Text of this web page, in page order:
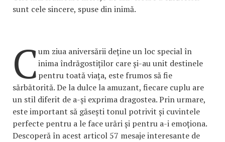
sunt cele sincere, spuse din inimă.
Cum ziua aniversării deține un loc special în
inima îndrăgostiților care și-au unit destinele
pentru toată viața, este frumos să fie
sărbătorită. De la dulce la amuzant, fiecare cuplu are
un stil diferit de a-și exprima dragostea. Prin urmare,
este important să găsești tonul potrivit și cuvintele
perfecte pentru a le face urări și pentru a-i emoționa.
Descoperă în acest articol 57 mesaje interesante de